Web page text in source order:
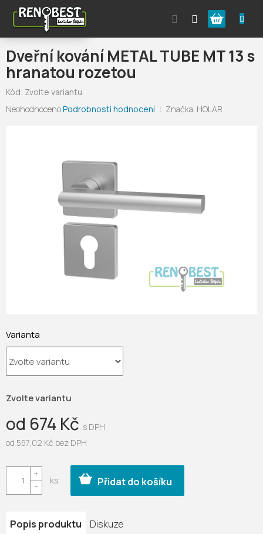
obsah
Nákupní
košík
Dveřní kování METAL TUBE MT 13 s
hranatou rozetou
Kód: Zvolte variantu
Průměrné
NeohodnocenoPodrobnosti hodnocení Značka: HOLAR
od 674 Kč
od 557,02 Kč bez DPH
cena:
Zvolte variantu
Varianta
Přidat do košíku
Popis produktu Diskuze